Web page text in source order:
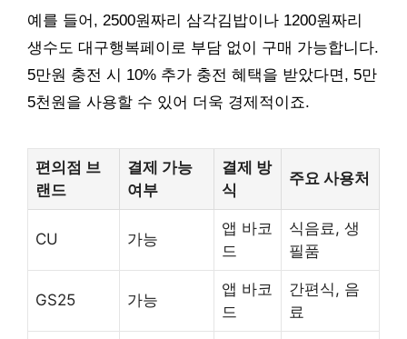
예를 들어, 2500원짜리 삼각김밥이나 1200원짜리
생수도 대구행복페이로 부담 없이 구매 가능합니다.
5만원 충전 시 10% 추가 충전 혜택을 받았다면, 5만
5천원을 사용할 수 있어 더욱 경제적이죠.
편의점 브
랜드
결제 가능
여부
결제 방
식
주요 사용처
CU 가능
앱 바코
드
식음료, 생
필품
GS25 가능
앱 바코
드
간편식, 음
료